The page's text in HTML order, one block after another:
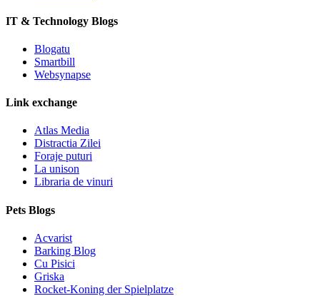
IT & Technology Blogs
Blogatu
Smartbill
Websynapse
Link exchange
Atlas Media
Distractia Zilei
Foraje puturi
La unison
Libraria de vinuri
Pets Blogs
Acvarist
Barking Blog
Cu Pisici
Griska
Rocket-Koning der Spielplatze